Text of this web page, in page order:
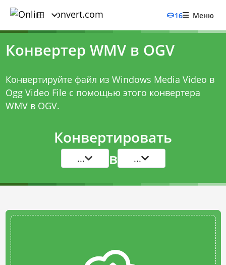
16 Меню
Конвертер WMV в OGV
Конвертируйте файл из Windows Media Video в
Ogg Video File с помощью этого конвертера
WMV в OGV.
Конвертировать
... в ...